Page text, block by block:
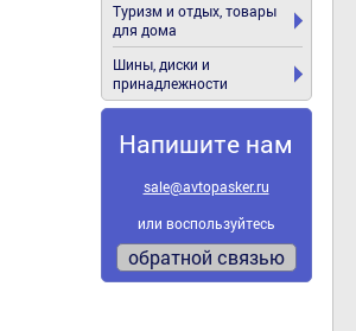
Туризм и отдых, товары
для дома
Шины, диски и
принадлежности
Напишите нам
sale@avtopasker.ru
или воспользуйтесь
обратной связью